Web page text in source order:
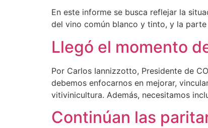
En este informe se busca reflejar la
del vino común blanco y tinto, y la
Llegó el momento
Por Carlos Iannizzotto, Presidente de
debemos enfocarnos en mejorar,
vitivinicultura. Además, necesitamos
Continúan las